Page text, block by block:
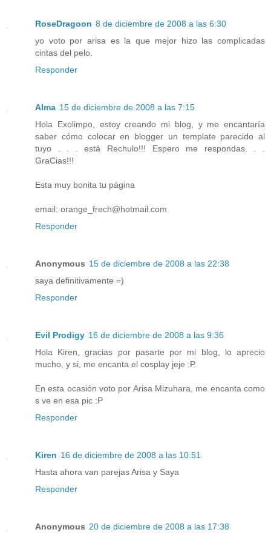
RoseDragoon 8 de diciembre de 2008 a las 6:30
yo voto por arisa es la que mejor hizo las complicadas
cintas del pelo.
Responder
Alma 15 de diciembre de 2008 a las 7:15
Hola Exolimpo, estoy creando mi blog, y me encantaría
saber cómo colocar en blogger un template parecido al
tuyo . . . está Rechulo!!! Espero me respondas. . .
GraCias!!!
Esta muy bonita tu página
email: orange_frech@hotmail.com
Responder
Anonymous 15 de diciembre de 2008 a las 22:38
saya definitivamente =)
Responder
Evil Prodigy 16 de diciembre de 2008 a las 9:36
Hola Kiren, gracias por pasarte por mi blog, lo aprecio
mucho, y si, me encanta el cosplay jeje :P.
En esta ocasión voto por Arisa Mizuhara, me encanta como
s ve en esa pic :P
Responder
Kiren 16 de diciembre de 2008 a las 10:51
Hasta ahora van parejas Arisa y Saya
Responder
Anonymous 20 de diciembre de 2008 a las 17:38